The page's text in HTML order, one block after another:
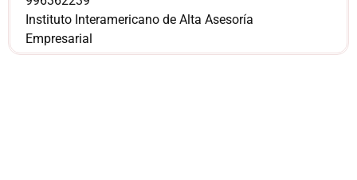
Instituto Interamericano de Alta Asesoría
Empresarial